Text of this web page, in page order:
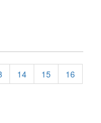
14 15
16